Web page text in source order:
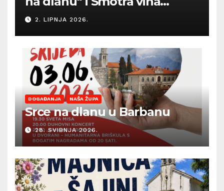
Općine Barban otvaraju
sezonu ljetnih događanja
2. LIPNJA 2026.
DOGAĐANJA NAŠA ŽUPA
Srce na dlanu u Barbanu
28. SVIBNJA 2026.